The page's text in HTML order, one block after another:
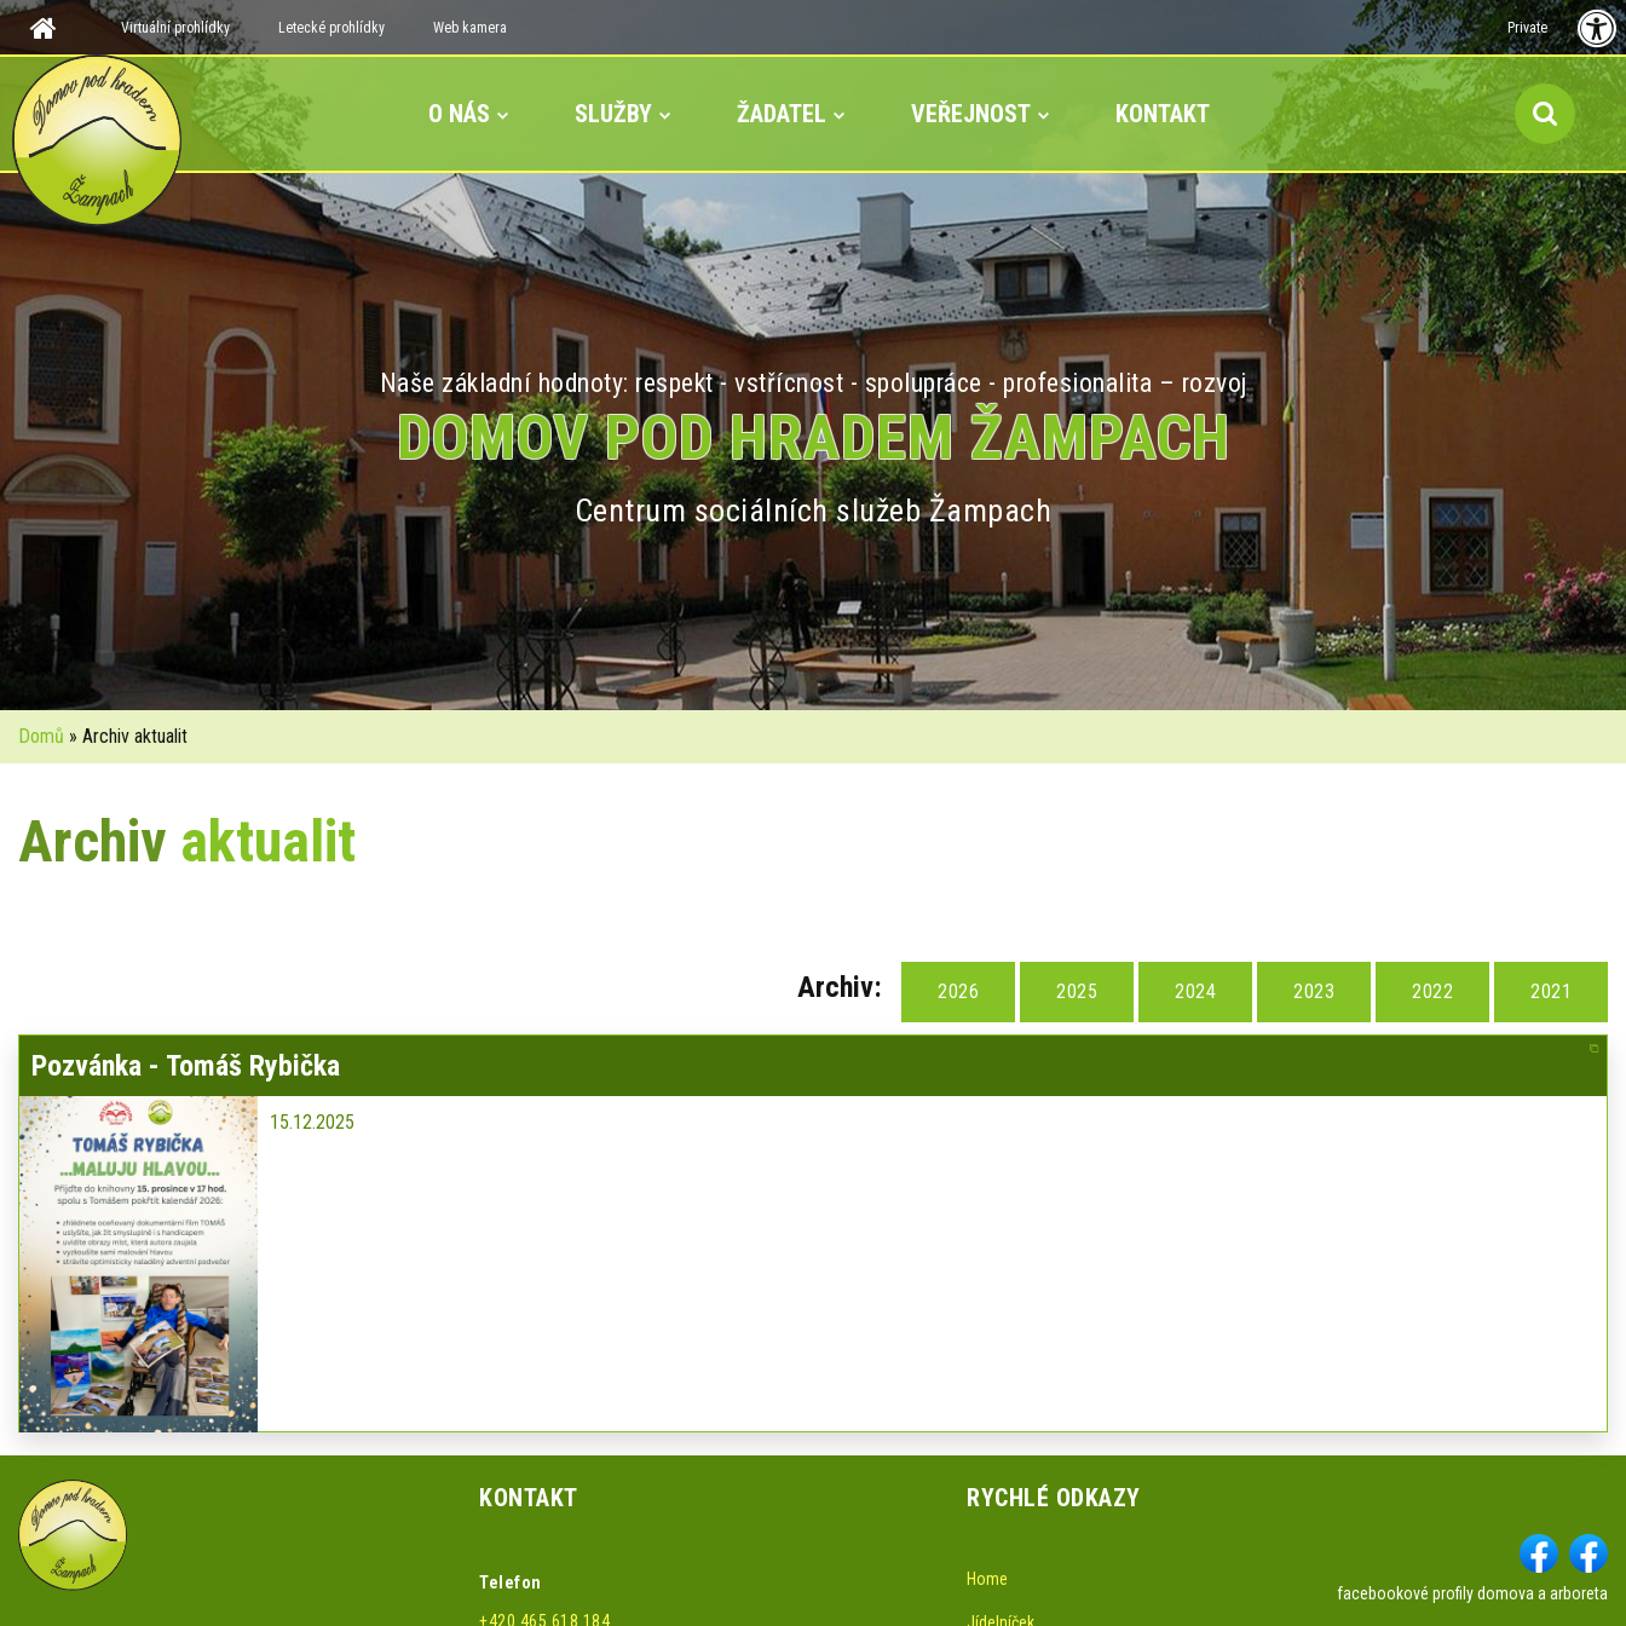
Virtuální prohlídky Letecké prohlídky Web kamera Private
O NÁS SLUŽBY ŽADATEL VEŘEJNOST KONTAKT
Naše základní hodnoty: respekt - vstřícnost - spolupráce - profesionalita – rozvoj
DOMOV POD HRADEM ŽAMPACH
Centrum sociálních služeb Žampach
Domů » Archiv aktualit
Archiv aktualit
Archiv: 2026 2025 2024 2023 2022 2021
Pozvánka - Tomáš Rybička
15.12.2025
KONTAKT
Telefon
+420 465 618 184
RYCHLÉ ODKAZY
Home
facebookové profily domova a arboreta